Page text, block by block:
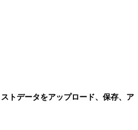
トデータをアップロード、保存、ア